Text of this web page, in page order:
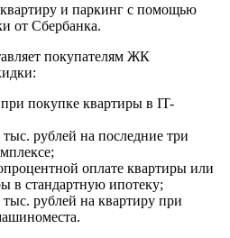
и паркинг с помощью
от Сбербанка.
покупателям ЖК
покупке квартиры в IT-
рублей на последние три
оплате квартиры или
в стандартную ипотеку;
рублей на квартиру при